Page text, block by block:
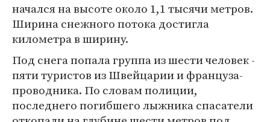
начался на высоте около 1,1 тысячи метров.
Ширина снежного потока достигла
километра в ширину.
Под снега попала группа из шести человек -
пяти туристов из Швейцарии и француза-
проводника. По словам полиции,
последнего погибшего лыжника спасатели